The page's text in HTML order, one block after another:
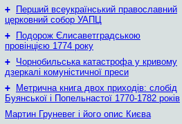
+
Перший всеукраїнський православний
церковний собор УАПЦ
+
Подорож Єлисаветградською
провінцією 1774 року
+ Чорнобильська катастрофа у кривому
дзеркалі комуністичної преси
+
Метрична книга двох приходів: слобід
Буянської і Попельнастої 1770-1782 років
Мартин Груневег і його опис Києва